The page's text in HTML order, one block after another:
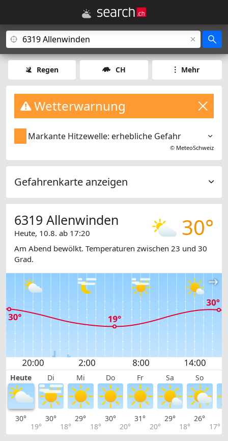
Regen CH Mehr
Wetterwarnung
Markante Hitzewelle: erhebliche Gefahr
© MeteoSchweiz
Gefahrenkarte anzeigen
30°
6319 Allenwinden
Heute, 10.8. ab 17:20
Am Abend bewölkt. Temperaturen zwischen 23 und 30
Grad.
Heute Di Mi Do Fr Sa So
30°
19°
30°
18°
29°
18°
30°
20°
31°
20°
29°
18°
26°
17°